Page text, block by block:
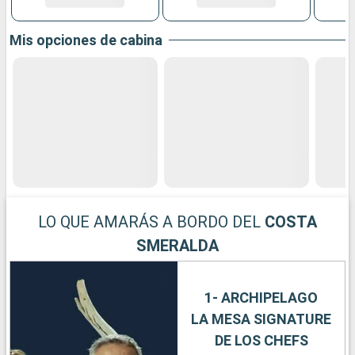
Mis opciones de cabina
LO QUE AMARÁS A BORDO DEL COSTA
SMERALDA
1- ARCHIPELAGO
LA MESA SIGNATURE
DE LOS CHEFS